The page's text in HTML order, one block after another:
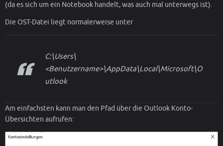
(da es sich um ein Notebook handelt, was auch mal unterwegs ist).
Die OST-Datei liegt normalerweise unter
C:\Users\
<Benutzername>\AppData\Local\Microsoft\O
utlook
Am einfachsten kann man den Pfad über die Outlook Konto-
Übersichten aufrufen: